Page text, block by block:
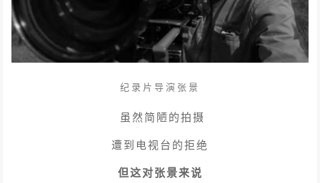
纪录片导演张景
虽然简陋的拍摄
遭到电视台的拒绝
但这对张景来说